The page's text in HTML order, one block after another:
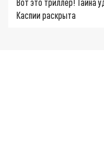
Каспии раскрыта